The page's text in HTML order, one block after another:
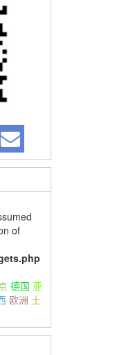
of
德国 亚
欧洲 土